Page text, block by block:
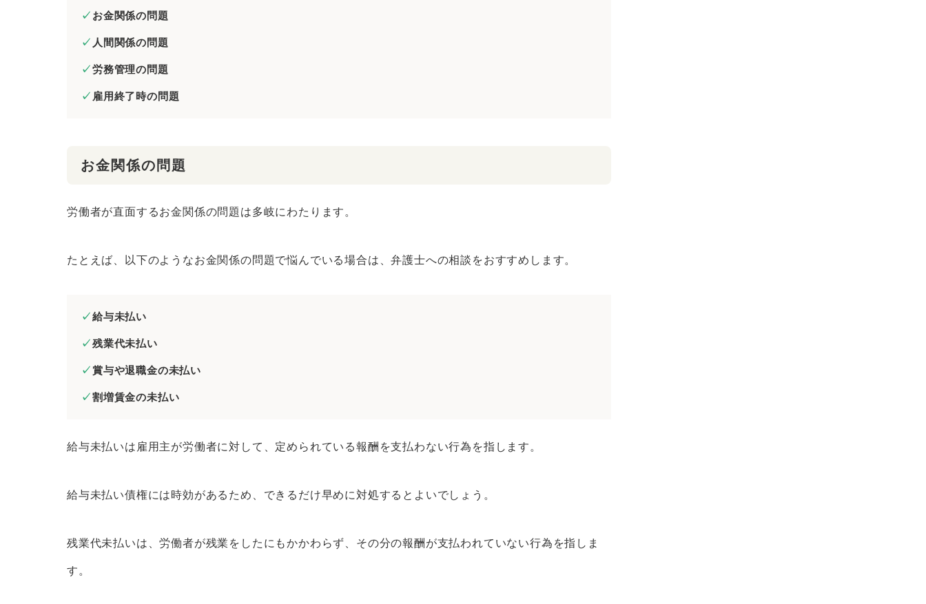
依頼内容別の費用相場
弁護士費用の項目・内訳
お金関係の問題
人間関係の問題
労務管理の問題
雇用終了時の問題
お金関係の問題
労働者が直面するお金関係の問題は多岐にわたります。
たとえば、以下のようなお金関係の問題で悩んでいる場合は、弁護士への相談をおすすめします。
給与未払い
残業代未払い
賞与や退職金の未払い
割増賃金の未払い
給与未払いは雇用主が労働者に対して、定められている報酬を支払わない行為を指します。
給与未払い債権には時効があるため、できるだけ早めに対処するとよいでしょう。
残業代未払いは、労働者が残業をしたにもかかわらず、その分の報酬が支払われていない行為を指しま
す。